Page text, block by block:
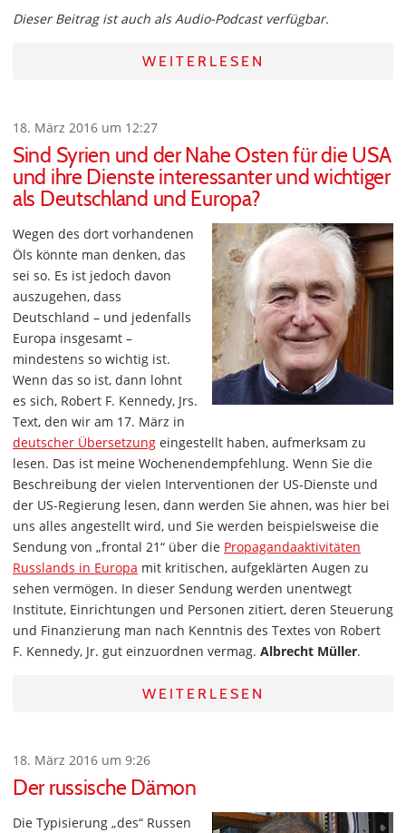
Dieser Beitrag ist auch als Audio-Podcast verfügbar.
WEITERLESEN
18. März 2016 um 12:27
Sind Syrien und der Nahe Osten für die USA
und ihre Dienste interessanter und wichtiger
als Deutschland und Europa?
Wegen des dort vorhandenen
Öls könnte man denken, das
sei so. Es ist jedoch davon
auszugehen, dass
Deutschland – und jedenfalls
Europa insgesamt –
mindestens so wichtig ist.
Wenn das so ist, dann lohnt
es sich, Robert F. Kennedy, Jrs.
Text, den wir am 17. März in
deutscher Übersetzung eingestellt haben, aufmerksam zu
lesen. Das ist meine Wochenendempfehlung. Wenn Sie die
Beschreibung der vielen Interventionen der US-Dienste und
der US-Regierung lesen, dann werden Sie ahnen, was hier bei
uns alles angestellt wird, und Sie werden beispielsweise die
Sendung von „frontal 21“ über die Propagandaaktivitäten
Russlands in Europa mit kritischen, aufgeklärten Augen zu
sehen vermögen. In dieser Sendung werden unentwegt
Institute, Einrichtungen und Personen zitiert, deren Steuerung
und Finanzierung man nach Kenntnis des Textes von Robert
F. Kennedy, Jr. gut einzuordnen vermag. Albrecht Müller.
WEITERLESEN
18. März 2016 um 9:26
Der russische Dämon
Die Typisierung „des“ Russen